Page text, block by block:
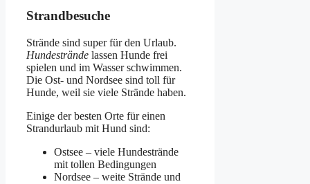
Strandbesuche
Strände sind super für den Urlaub.
Hundestrände lassen Hunde frei
spielen und im Wasser schwimmen.
Die Ost- und Nordsee sind toll für
Hunde, weil sie viele Strände haben.
Einige der besten Orte für einen
Strandurlaub mit Hund sind:
Ostsee – viele Hundestrände
mit tollen Bedingungen
Nordsee – weite Strände und